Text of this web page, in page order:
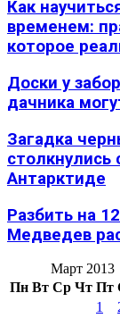
Как
временем:
которое
Доски у
дачника
Загадка
Антарктиде
Разбить на
Медведев
Март 2013
Пн Вт Ср Чт Пт
1